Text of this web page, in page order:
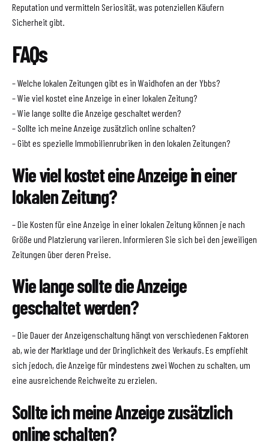
Reputation und vermitteln Seriosität, was potenziellen Käufern
Sicherheit gibt.
FAQs
– Welche lokalen Zeitungen gibt es in Waidhofen an der Ybbs?
– Wie viel kostet eine Anzeige in einer lokalen Zeitung?
– Wie lange sollte die Anzeige geschaltet werden?
– Sollte ich meine Anzeige zusätzlich online schalten?
– Gibt es spezielle Immobilienrubriken in den lokalen Zeitungen?
Wie viel kostet eine Anzeige in einer
lokalen Zeitung?
– Die Kosten für eine Anzeige in einer lokalen Zeitung können je nach
Größe und Platzierung variieren. Informieren Sie sich bei den jeweiligen
Zeitungen über deren Preise.
Wie lange sollte die Anzeige
geschaltet werden?
– Die Dauer der Anzeigenschaltung hängt von verschiedenen Faktoren
ab, wie der Marktlage und der Dringlichkeit des Verkaufs. Es empfiehlt
sich jedoch, die Anzeige für mindestens zwei Wochen zu schalten, um
eine ausreichende Reichweite zu erzielen.
Sollte ich meine Anzeige zusätzlich
online schalten?